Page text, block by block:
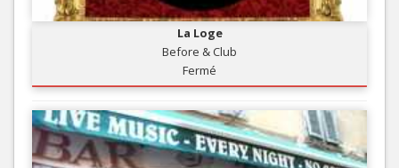
La Loge
Before & Club
Fermé